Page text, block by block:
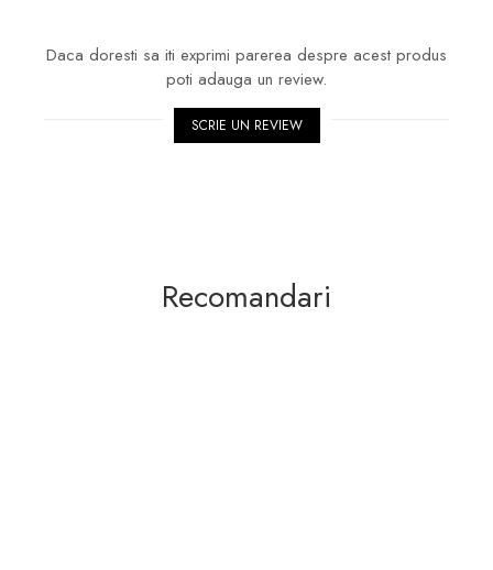
Daca doresti sa iti exprimi parerea despre acest produs
poti adauga un review.
SCRIE UN REVIEW
Recomandari